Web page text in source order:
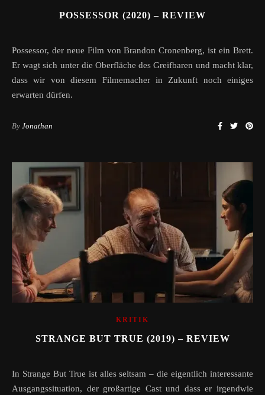
POSSESSOR (2020) – REVIEW
Possessor, der neue Film von Brandon Cronenberg, ist ein Brett.
Er wagt sich unter die Oberfläche des Greifbaren und macht klar,
dass wir von diesem Filmemacher in Zukunft noch einiges
erwarten dürfen.
By Jonathan
KRITIK
STRANGE BUT TRUE (2019) – REVIEW
In Strange But True ist alles seltsam – die eigentlich interessante
Ausgangssituation, der großartige Cast und dass er irgendwie